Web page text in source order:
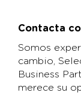
Contacta
Somos
cambio,
Business
merece su